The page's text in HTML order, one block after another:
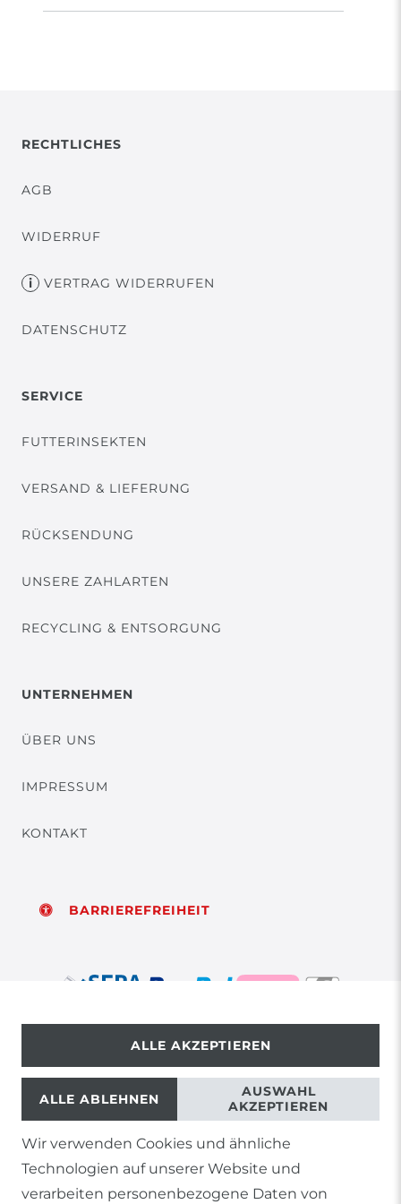
RECHTLICHES
AGB
WIDERRUF
VERTRAG WIDERRUFEN
DATENSCHUTZ
SERVICE
FUTTERINSEKTEN
VERSAND & LIEFERUNG
RÜCKSENDUNG
UNSERE ZAHLARTEN
RECYCLING & ENTSORGUNG
UNTERNEHMEN
ÜBER UNS
IMPRESSUM
KONTAKT
BARRIEREFREIHEIT
© Copyright 2026 | Alle Rechte vorbehalten.
1) Gilt nicht für Sendungen mit Futterinsekten,
Lebendpflanzen, Frostfutter oder lebende Tiere, sowie
Lieferungen per Spedition
Wir verwenden Cookies und ähnliche
Technologien auf unserer Website und
verarbeiten personenbezogene Daten von
ALLE AKZEPTIEREN
ALLE ABLEHNEN
AUSWAHL
AKZEPTIEREN